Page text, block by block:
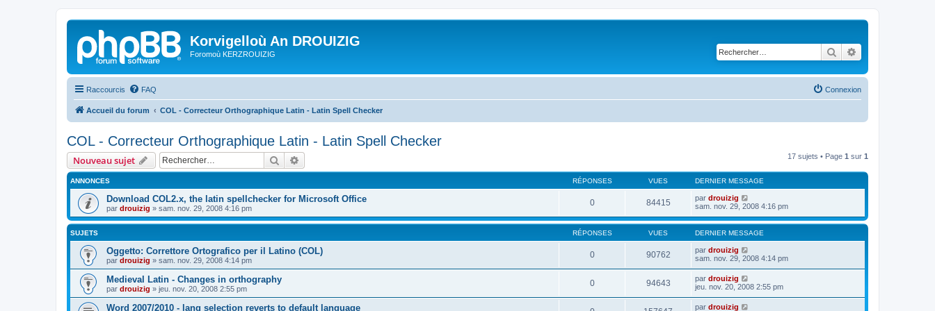
Korvigelloù An DROUIZIG
Foromoù KERZROUIZIG Rechercher
Raccourcis FAQ Connexion
Accueil du forum COL - Correcteur Orthographique Latin - Latin Spell Checker
COL - Correcteur Orthographique Latin - Latin Spell Checker
Nouveau sujet Rechercher 17 sujets • Page 1 sur 1
ANNONCES RÉPONSES VUES DERNIER MESSAGE
Download COL2.x, the latin spellchecker for Microsoft Office
par drouizig » sam. nov. 29, 2008 4:16 pm
0 84415 par drouizig
sam. nov. 29, 2008 4:16 pm
SUJETS RÉPONSES VUES DERNIER MESSAGE
Oggetto: Correttore Ortografico per il Latino (COL)
par drouizig » sam. nov. 29, 2008 4:14 pm
0 90762 par drouizig
sam. nov. 29, 2008 4:14 pm
Medieval Latin - Changes in orthography
par drouizig » jeu. nov. 20, 2008 2:55 pm
0 94643 par drouizig
jeu. nov. 20, 2008 2:55 pm
Word 2007/2010 - lang selection reverts to default language par drouizig